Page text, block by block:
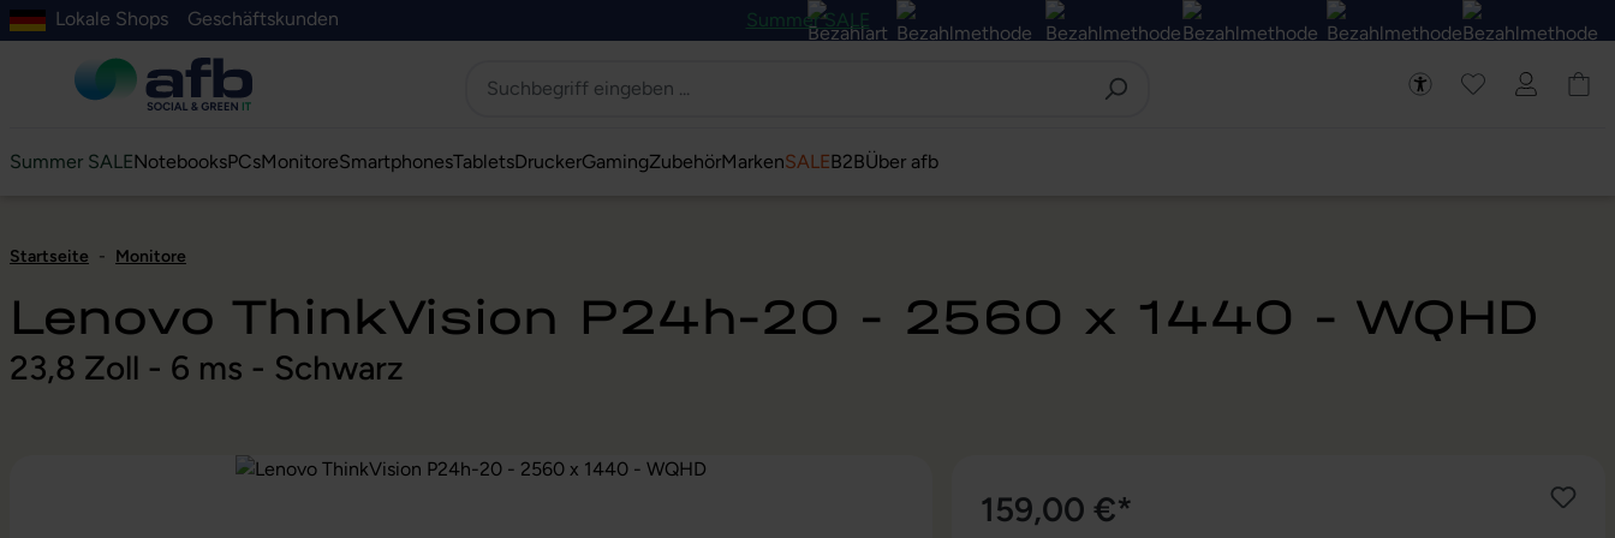
springen
Suche springen
Zur Hauptnavigation springen
Zur Navigation der B2B-Plattform springen
Lokale Shops Geschäftskunden Summer SALE
Summer SALENotebooksPCsMonitoreSmartphonesTabletsDruckerGamingZubehörMarkenSALEB2BÜber afb
Startseite - Monitore
Lenovo ThinkVision P24h-20 - 2560 x 1440 - WQHD
23,8 Zoll - 6 ms - Schwarz
159,00 €*